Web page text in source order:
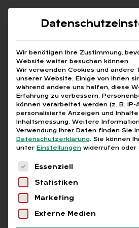
Suchfeld
Suchen
Breadcrumb-Navigation
STARTSEITE
AUTOMATISIERTES
Alle Bei­trä­ge
Schlag­wort
sier­tes
Wir benötigen Ihre Zustimmung,
Website weiter besuchen können.
Wir verwenden Cookies und andere
unserer Website. Einige von ihnen
während andere uns helfen, diese
Erfahrung zu verbessern.
können verarbeitet werden (z. B. IP-
personalisierte Anzeigen und
Inhaltsmessung. Weitere
Verwendung Ihrer Daten finden Sie
Datenschutzerklärung. Sie können
unter Einstellungen widerrufen oder
Es folgt eine Liste der
Essenziell
Statistiken
Marketing
Externe Medien